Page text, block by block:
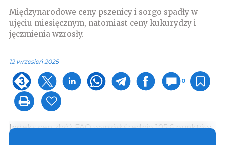
Międzynarodowe ceny pszenicy i sorgo spadły w
ujęciu miesięcznym, natomiast ceny kukurydzy i
jęczmienia wzrosły.
12 wrzesień 2025
0
Indeks cen zbóż FAO wyniósł średnio 105,6 punktów